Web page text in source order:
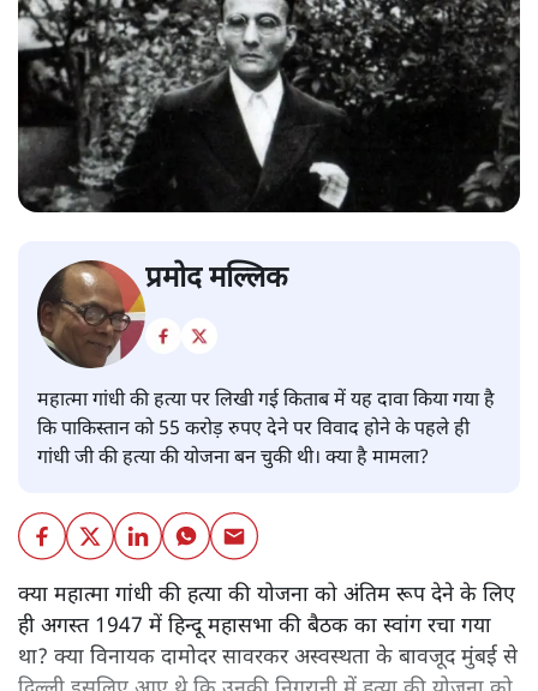
प्रमोद मल्लिक
महात्मा गांधी की हत्या पर लिखी गई किताब में यह दावा किया गया है
कि पाकिस्तान को 55 करोड़ रुपए देने पर विवाद होने के पहले ही
गांधी जी की हत्या की योजना बन चुकी थी। क्या है मामला?
क्या महात्मा गांधी की हत्या की योजना को अंतिम रूप देने के लिए
ही अगस्त 1947 में हिन्दू महासभा की बैठक का स्वांग रचा गया
था? क्या विनायक दामोदर सावरकर अस्वस्थता के बावजूद मुंबई से